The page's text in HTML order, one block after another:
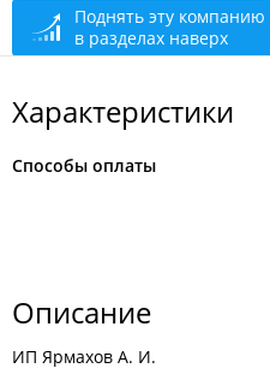
+7 (423) 270-01-31
сегодня закрыто
Поднять эту компанию
в разделах наверх
Характеристики
Способы оплаты
Описание
ИП Ярмахов А. И.